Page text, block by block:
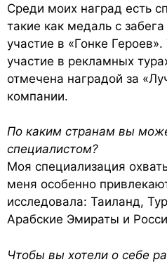
Среди моих наград есть
такие как медаль с
участие в «Гонке
участие в рекламных
отмечена наградой за
компании.
По каким странам вы
специалистом?
Моя специализация
меня особенно
исследовала: Таиланд,
Арабские Эмираты и
Чтобы вы хотели о себе